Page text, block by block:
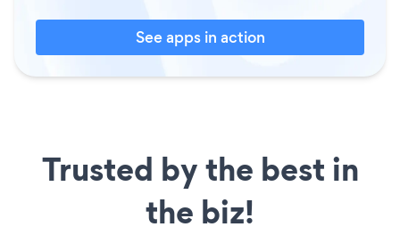
See apps in action
Trusted by the best in
the biz!